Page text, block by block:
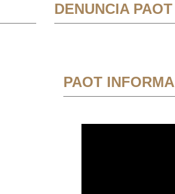
DENUNCIA PAOT
PAOT INFORMA